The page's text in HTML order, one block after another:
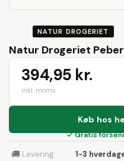
NATUR DROGERIET
Natur Drogeriet
394,95 kr.
inkl. moms
Køb hos
✓ Gratis
🚚 Levering 1-3